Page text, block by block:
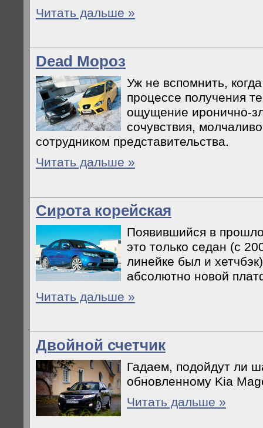
Читать дальше »
Dead Мороз
Уж не вспомнить,
процессе получения
ощущение иронично-
сочувствия,
сотрудником представительства.
Читать дальше »
Сирота корейская
Появившийся в
это только седан (с
линейке был и
абсолютно новой
Читать дальше »
Двойной счетчик
Гадаем, подойдут ли
обновленному Kia
Читать дальше »